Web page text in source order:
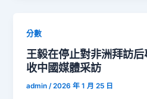
分數
王毅在停止對非洲拜訪
收中國媒體采訪
admin/2026 年 1 月 25 日